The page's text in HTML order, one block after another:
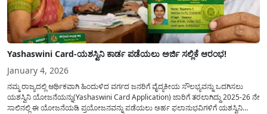
Yashaswini Card-ಯಶಸ್ವಿನಿ ಕಾರ್ಡ ಪಡೆಯಲು ಅರ್ಜಿ ಸಲ್ಲಿಕೆ ಆರಂಭ!
January 4, 2026
ನಮ್ಮ ರಾಜ್ಯದಲ್ಲಿ ಆರ್ಥಿಕವಾಗಿ ಹಿಂದುಳಿದ ವರ್ಗದ ಜನರಿಗೆ ವೈದ್ಯಕೀಯ ಸೌಲಭ್ಯವನ್ನು ಒದಗಿಸಲು
ಯಶಸ್ವಿನಿ ಯೋಜನೆಯನ್ನು(Yashaswini Card Application) ಜಾರಿಗೆ ತರಲಾಗಿದ್ದು 2025-26 ನೇ
ಸಾಲಿನಲ್ಲಿ ಈ ಯೋಜನೆಯಡಿ ಪ್ರಯೋಜನವನ್ನು ಪಡೆಯಲು ಅರ್ಹ ಫಲಾನುಭವಿಗಳಿಗೆ ಯಶಸ್ವಿನಿ